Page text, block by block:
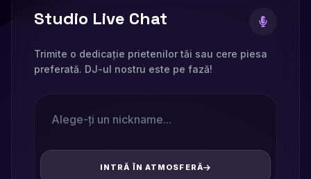
Studio Live Chat
Trimite o dedicație prietenilor tăi sau cere piesa
preferată. DJ-ul nostru este pe fază!
INTRĂ ÎN ATMOSFERĂ